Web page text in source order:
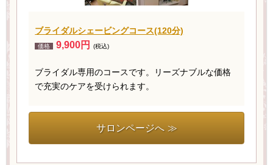
ブライダルシェービングコース(120分)
価格 9,900円 (税込)
ブライダル専用のコースです。リーズナブルな価格
で充実のケアを受けられます。
サロンページへ ≫